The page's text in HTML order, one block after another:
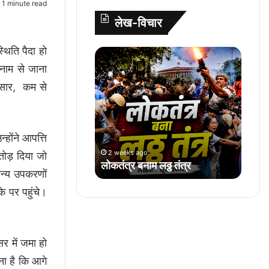
1 minute read
पैदा हो
से जाना
कम से
आपत्ति
दिया जो
उपकरणों
पर पहुंचे।
में जमा हो
है कि आगे
A
p
o
o
e
r
t
लेख-विचार
लो
क
तं
त्र
ब
ना
म
ल
ठ्ठ
तं
त्र
2 weeks ago
लोकतंत्र बनाम लठ्ठ तंत्र